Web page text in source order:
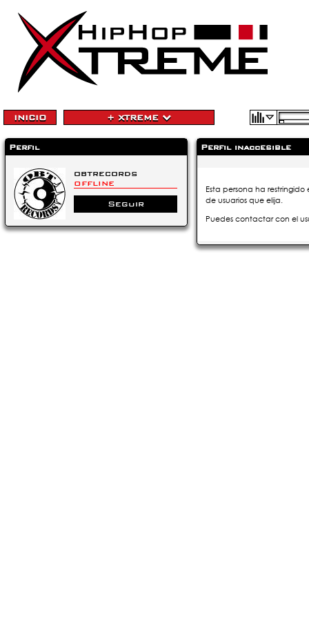
INICIO + XTREME
Perfil
obtrecords
OFFLINE
Seguir
Perfil inaccesible
Esta persona ha
de usuarios que elija.
Puedes contactar con el